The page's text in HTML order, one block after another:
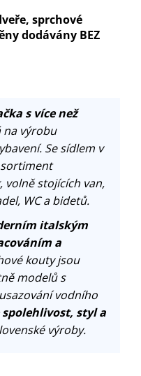
sprchové
dodávány BEZ
s více než
na výrobu
Se sídlem v
volně stojících van,
WC a bidetů.
italským
a
kouty jsou
modelů s
vodního
styl a
výroby.